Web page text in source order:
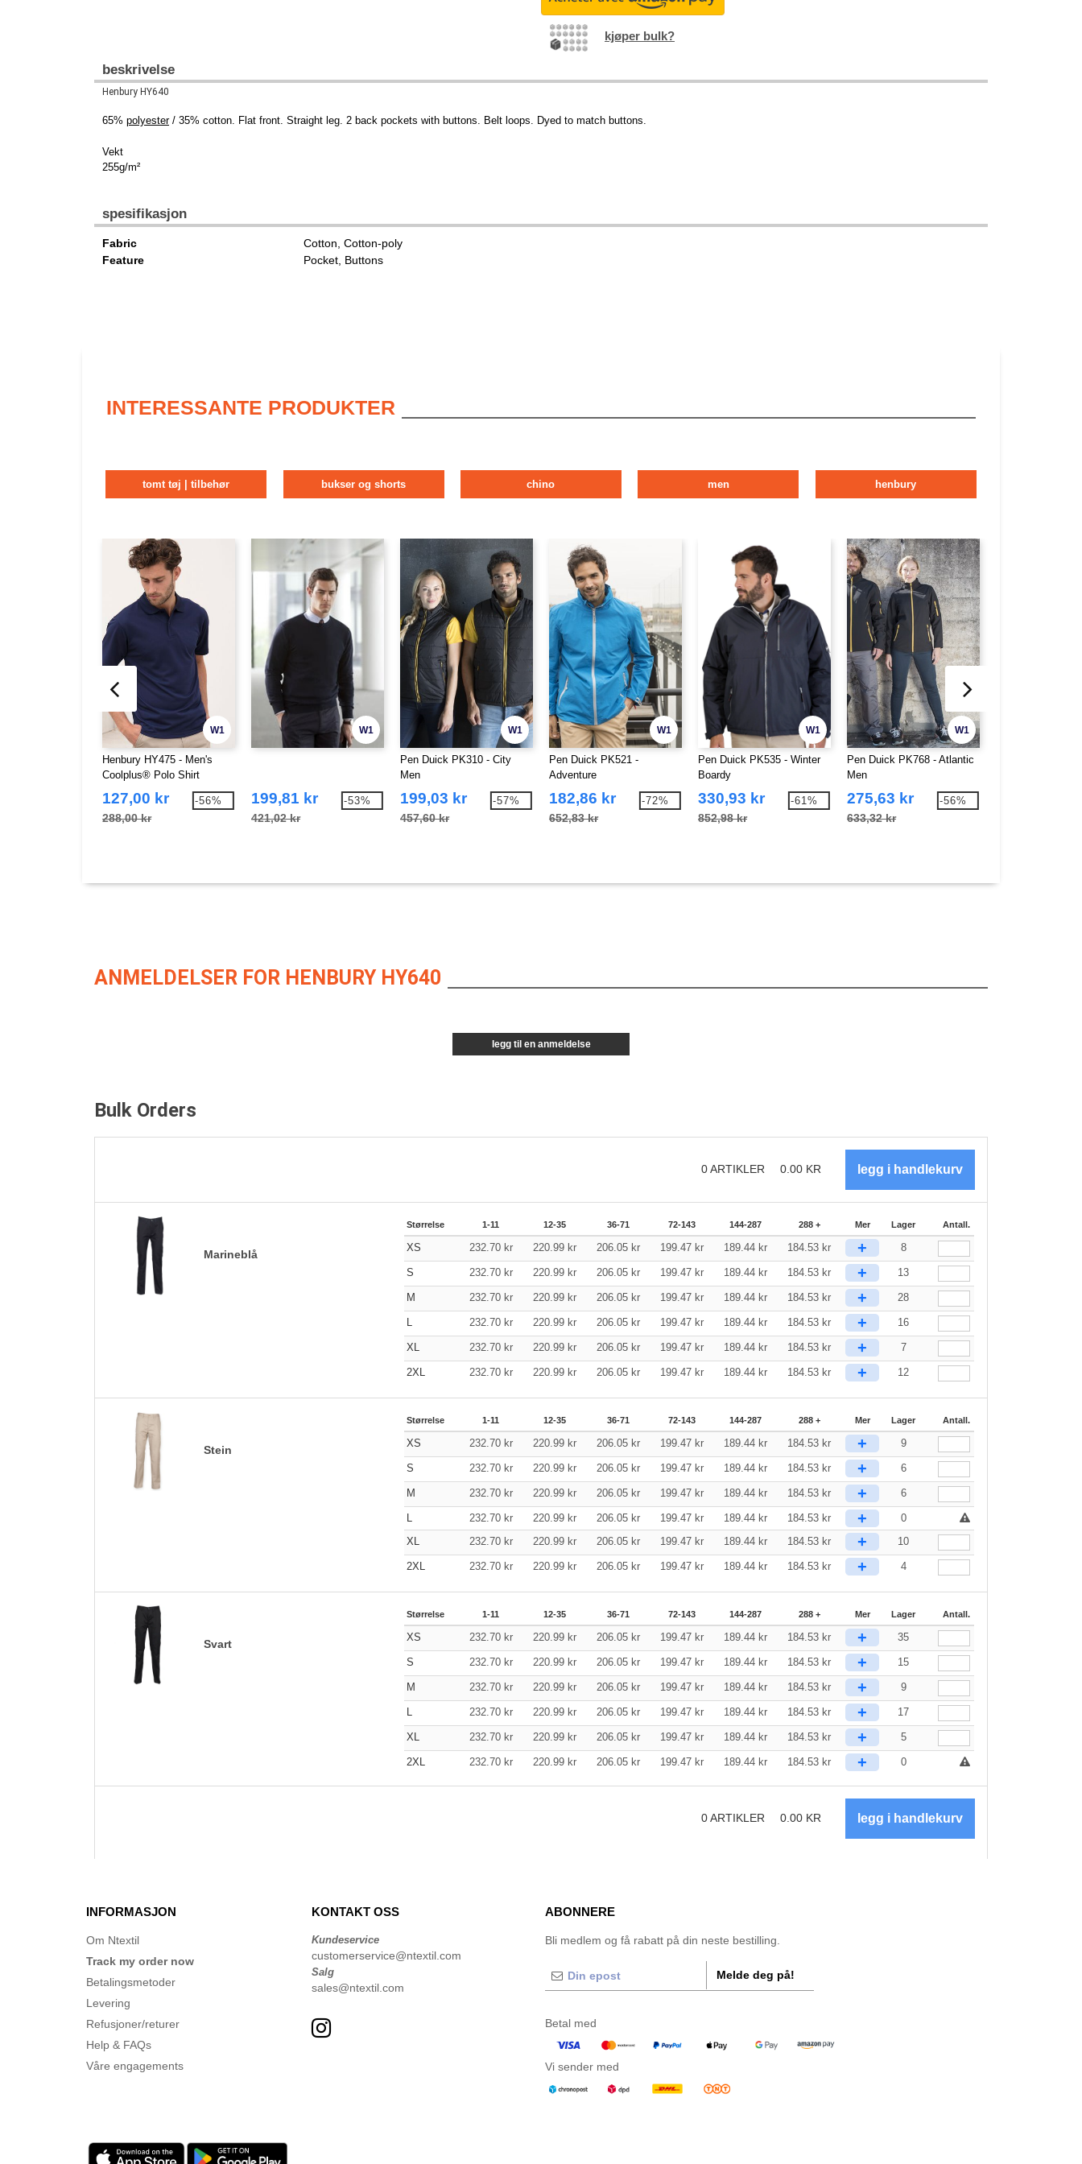
kjøper bulk?
beskrivelse
Henbury HY640
65% polyester/ 35% cotton. Flat front. Straight leg. 2 back pockets with buttons. Belt loops. Dyed to match buttons.
Vekt
255g/m²
spesifikasjon
Fabric
Cotton, Cotton-poly
Feature
Pocket, Buttons
INTERESSANTE PRODUKTER
tomt tøj | tilbehør bukser og shorts chino men henbury
W1
Henbury HY475 - Men's
Coolplus® Polo Shirt
127,00 kr
288,00 kr
-56%
W1
199,81 kr
421,02 kr
-53%
W1
Pen Duick PK310 - City
Men
199,03 kr
457,60 kr
-57%
W1
Pen Duick PK521 -
Adventure
182,86 kr
652,83 kr
-72%
W1
Pen Duick PK535 - Winter
Boardy
330,93 kr
852,98 kr
-61%
W1
Pen Duick PK768 - Atlantic
Men
275,63 kr
633,32 kr
-56%
ANMELDELSER FOR HENBURY HY640
legg til en anmeldelse
Bulk Orders
0ARTIKLER 0.00 KR
Marineblå
Størrelse 1-11 12-35 36-71 72-143 144-287 288 + Mer Lager Antall.
XS 232.70 kr 220.99 kr 206.05 kr 199.47 kr 189.44 kr 184.53 kr + 8
S 232.70 kr 220.99 kr 206.05 kr 199.47 kr 189.44 kr 184.53 kr + 13
M 232.70 kr 220.99 kr 206.05 kr 199.47 kr 189.44 kr 184.53 kr + 28
L 232.70 kr 220.99 kr 206.05 kr 199.47 kr 189.44 kr 184.53 kr + 16
XL 232.70 kr 220.99 kr 206.05 kr 199.47 kr 189.44 kr 184.53 kr + 7
2XL 232.70 kr 220.99 kr 206.05 kr 199.47 kr 189.44 kr 184.53 kr + 12
Stein
Størrelse 1-11 12-35 36-71 72-143 144-287 288 + Mer Lager Antall.
XS 232.70 kr 220.99 kr 206.05 kr 199.47 kr 189.44 kr 184.53 kr + 9
S 232.70 kr 220.99 kr 206.05 kr 199.47 kr 189.44 kr 184.53 kr + 6
M 232.70 kr 220.99 kr 206.05 kr 199.47 kr 189.44 kr 184.53 kr + 6
L 232.70 kr 220.99 kr 206.05 kr 199.47 kr 189.44 kr 184.53 kr +
0
XL
232.70 kr 220.99 kr 206.05 kr 199.47 kr 189.44 kr 184.53 kr + 10
2XL 232.70 kr 220.99 kr 206.05 kr 199.47 kr 189.44 kr 184.53 kr + 4
Svart
Størrelse 1-11 12-35 36-71 72-143 144-287 288 + Mer Lager Antall.
XS 232.70 kr 220.99 kr 206.05 kr 199.47 kr 189.44 kr 184.53 kr + 35
S 232.70 kr 220.99 kr 206.05 kr 199.47 kr 189.44 kr 184.53 kr + 15
M 232.70 kr 220.99 kr 206.05 kr 199.47 kr 189.44 kr 184.53 kr + 9
L 232.70 kr 220.99 kr 206.05 kr 199.47 kr 189.44 kr 184.53 kr + 17
XL 232.70 kr 220.99 kr 206.05 kr 199.47 kr 189.44 kr 184.53 kr + 5
2XL 232.70 kr 220.99 kr 206.05 kr 199.47 kr 189.44 kr 184.53 kr + 0
0ARTIKLER 0.00 KR
INFORMASJON
Om Ntextil
Track my order now
Betalingsmetoder
Levering
Refusjoner/returer
Help & FAQs
Våre engagements
KONTAKT OSS
Kundeservice
customerservice@ntextil.com
Salg
sales@ntextil.com
ABONNERE
Bli medlem og få rabatt på din neste bestilling.
Melde deg på!
Betal med
Vi sender med